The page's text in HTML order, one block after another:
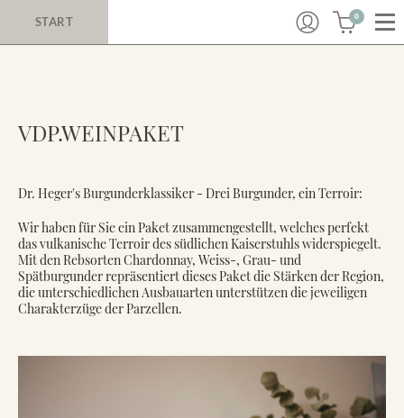
START 0
VDP.WEINPAKET
Dr. Heger's Burgunderklassiker - Drei Burgunder, ein Terroir:
Wir haben für Sie ein Paket zusammengestellt, welches perfekt
das vulkanische Terroir des südlichen Kaiserstuhls widerspiegelt.
Mit den Rebsorten Chardonnay, Weiss-, Grau- und
Spätburgunder repräsentiert dieses Paket die Stärken der Region,
die unterschiedlichen Ausbauarten unterstützen die jeweiligen
Charakterzüge der Parzellen.